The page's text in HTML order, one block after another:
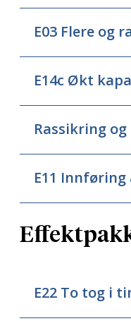
E03 Flere og
E14c Økt
Rassikring
E11
E22 To tog i